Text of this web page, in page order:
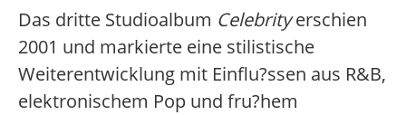
Das dritte Studioalbum Celebrityerschien
2001 und markierte eine stilistische
Weiterentwicklung mit Einflu?ssen aus R&B,
elektronischem Pop und fru?hem